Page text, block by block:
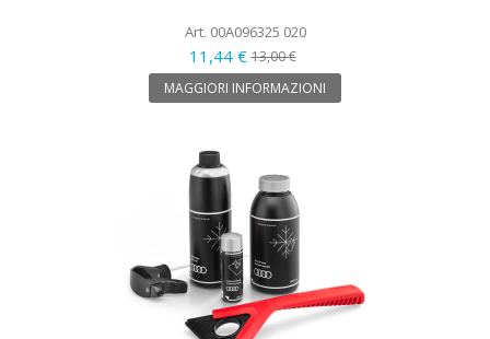
Art. 00A096325 020
11,44 €13,00 €
MAGGIORI INFORMAZIONI